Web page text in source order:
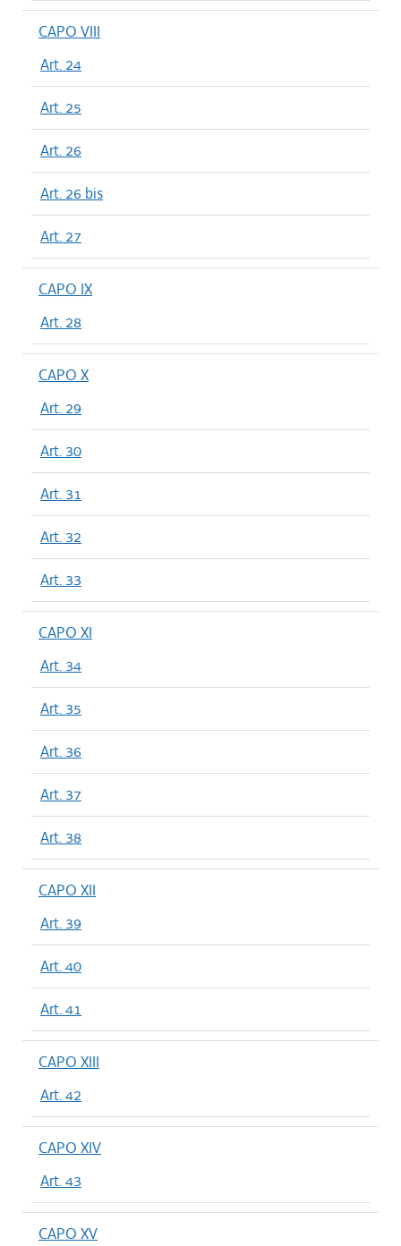
CAPO VIII
Art. 24
Art. 25
Art. 26
Art. 26 bis
Art. 27
CAPO IX
Art. 28
CAPO X
Art. 29
Art. 30
Art. 31
Art. 32
Art. 33
CAPO XI
Art. 34
Art. 35
Art. 36
Art. 37
Art. 38
CAPO XII
Art. 39
Art. 40
Art. 41
CAPO XIII
Art. 42
CAPO XIV
Art. 43
CAPO XV